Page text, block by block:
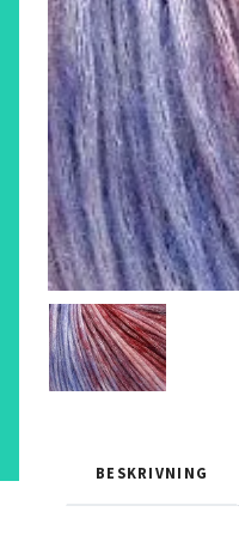
BESKRIVNING